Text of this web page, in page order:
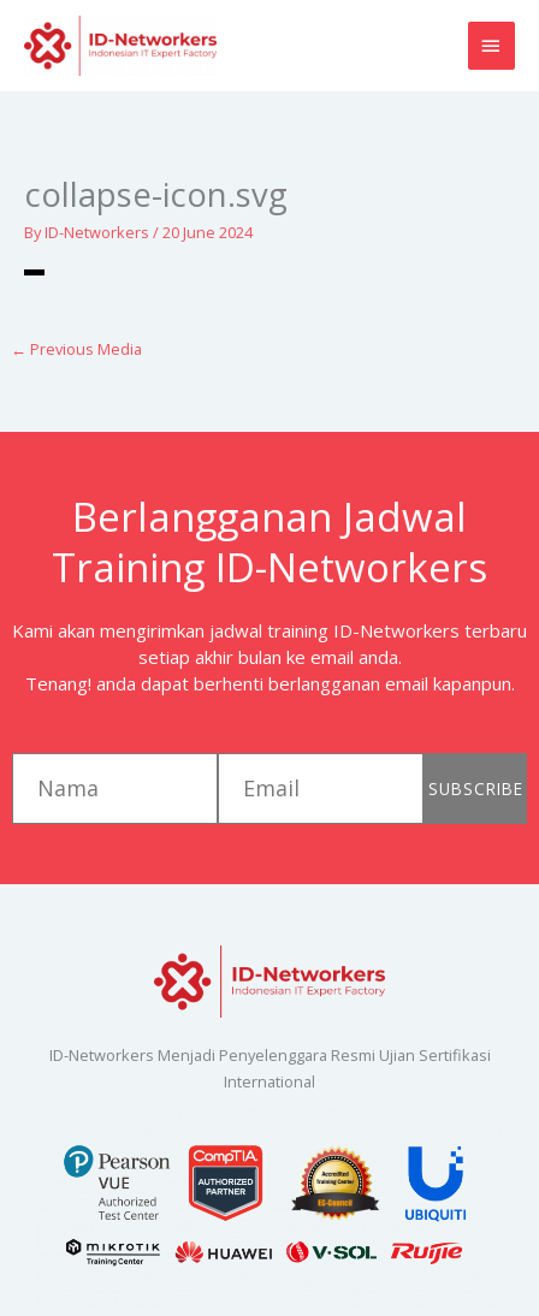
content
collapse-icon.svg
ByID-Networkers /20 June 2024
← Previous Media
Berlangganan Jadwal
Training ID-Networkers
Kami akan mengirimkan jadwal training ID-Networkers terbaru
setiap akhir bulan ke email anda.
Tenang! anda dapat berhenti berlangganan email kapanpun.
SUBSCRIBE
ID-Networkers Menjadi Penyelenggara Resmi Ujian Sertifikasi
International